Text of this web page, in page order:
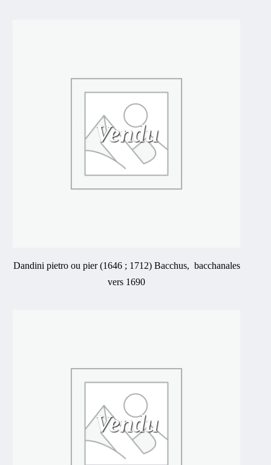
Vendu
Dandini pietro ou pier (1646 ; 1712) Bacchus, bacchanales
vers 1690
Vendu